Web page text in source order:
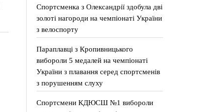
Спортсменка з Олександрії здобула дві
золоті нагороди на чемпіонаті України
з велоспорту
Параплавці з Кропивницького
вибороли 5 медалей на чемпіонаті
України з плавання серед спортсменів
з порушенням слуху
Спортсмени КДЮСШ №1 вибороли